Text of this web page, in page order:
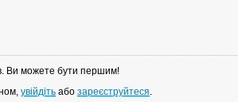
Ви можете бути першим!
увійдіть або зареєструйтеся.